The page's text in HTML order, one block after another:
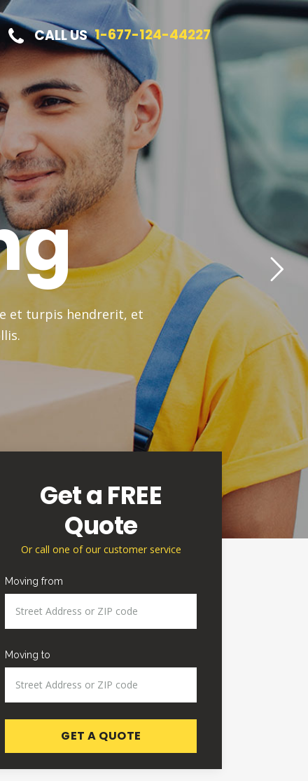
CALL US 1-677-124-44227
Get a FREE
Quote
Or call one of our customer service
Moving from
Moving to